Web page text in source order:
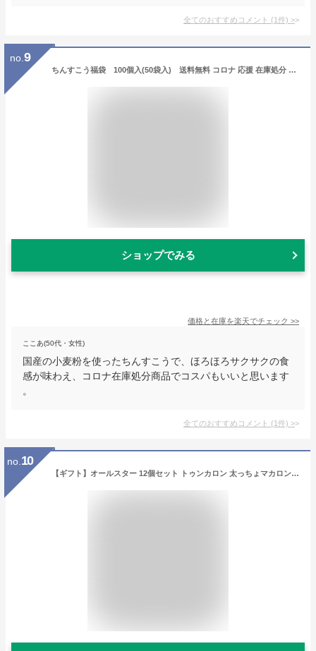
全てのおすすめコメント (1件) >
no. 9
ちんすこう福袋 100個入(50袋入) 送料無料 コロナ 応援 在庫処分 訳あり わけあり 食品 食品ロス 沖縄 お土産 フードロス お試しセット 送料無料 国産小麦
ショップでみる
価格と在庫を楽天でチェック >>
ここあ(50代・女性)
国産の小麦粉を使ったちんすこうで、ほろほろサクサクの食
感が味わえ、コロナ在庫処分商品でコスパもいいと思います
。
全てのおすすめコメント (1件) >
no. 10
【ギフト】オールスター 12個セット トゥンカロン 太っちょマカロン お菓子 スイーツ お中元 敬老の日